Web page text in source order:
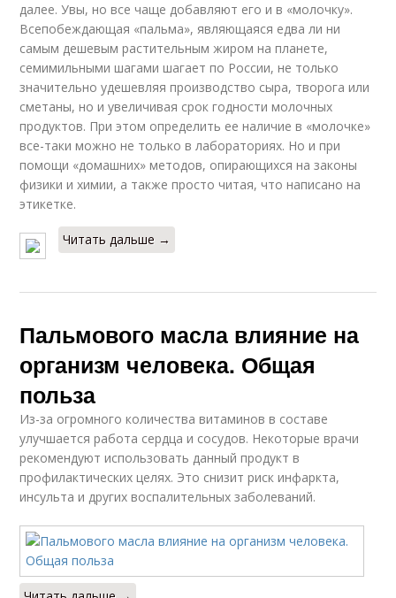
далее. Увы, но все чаще добавляют его и в «молочку».
Всепобеждающая «пальма», являющаяся едва ли ни
самым дешевым растительным жиром на планете,
семимильными шагами шагает по России, не только
значительно удешевляя производство сыра, творога или
сметаны, но и увеличивая срок годности молочных
продуктов. При этом определить ее наличие в «молочке»
все-таки можно не только в лабораториях. Но и при
помощи «домашних» методов, опирающихся на законы
физики и химии, а также просто читая, что написано на
этикетке.
Читать дальше →
Пальмового масла влияние на
организм человека. Общая
польза
Из-за огромного количества витаминов в составе
улучшается работа сердца и сосудов. Некоторые врачи
рекомендуют использовать данный продукт в
профилактических целях. Это снизит риск инфаркта,
инсульта и других воспалительных заболеваний.